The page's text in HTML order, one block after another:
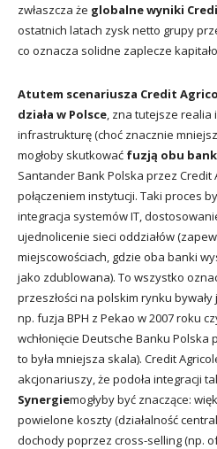
zwłaszcza że globalne wyniki
ostatnich latach zysk netto grupy
co oznacza solidne zaplecze
Atutem scenariusza Credit
działa w Polsce, zna tutejsze realia
infrastrukturę (choć znacznie
mogłoby skutkować fuzją obu
Santander Bank Polska przez Credit
połączeniem instytucji. Taki proces
integracja systemów IT,
ujednolicenie sieci oddziałów
miejscowościach, gdzie oba banki
jako zdublowana). To wszystko
przeszłości na polskim rynku
np. fuzja BPH z Pekao w 2007 roku
wchłonięcie Deutsche Banku Polska
to była mniejsza skala). Credit
akcjonariuszy, że podoła integracji
Synergiemogłyby być znaczące:
powielone koszty (działalność
dochody poprzez cross-selling (np.